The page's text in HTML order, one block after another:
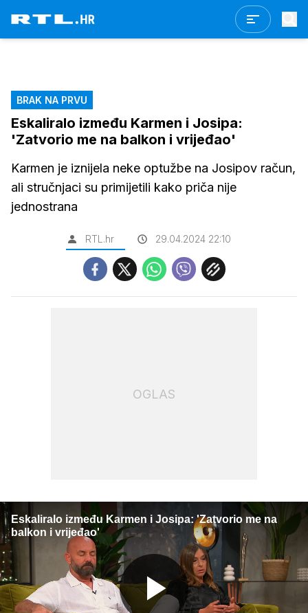
BRAK NA PRVU
Eskaliralo između Karmen i Josipa:
'Zatvorio me na balkon i vrijeđao'
Karmen je iznijela neke optužbe na Josipov račun,
ali stručnjaci su primijetili kako priča nije
jednostrana
RTL.hr 29.04.2024 22:10
OGLAS
Eskaliralo između Karmen i Josipa: 'Zatvorio me na
balkon i vrijeđao'